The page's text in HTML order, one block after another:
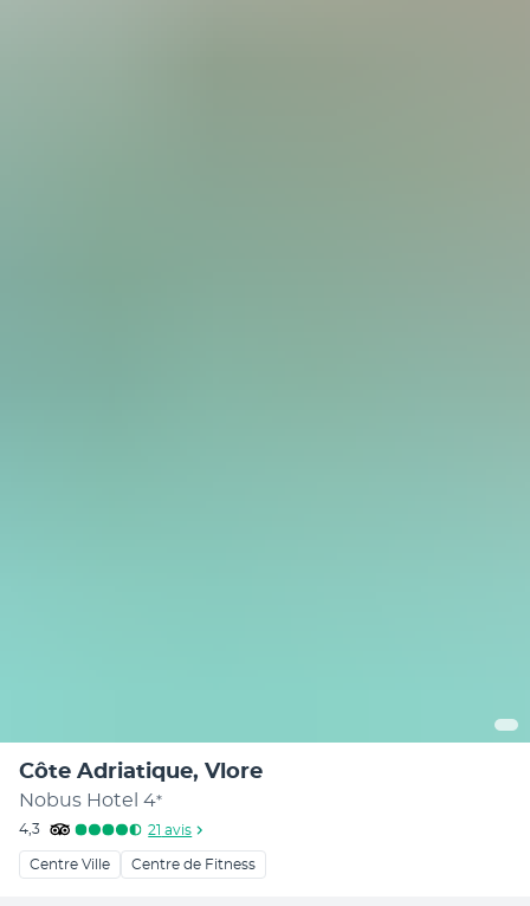
Côte Adriatique, Vlore
Nobus Hotel 4*
4,3 21 avis
Centre Ville Centre de Fitness